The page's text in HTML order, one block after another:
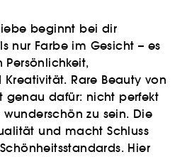
beginnt bei dir
nur Farbe im Gesicht – es
Persönlichkeit,
Kreativität. Rare Beauty von
genau dafür: nicht perfekt
zu sein. Die
und macht Schluss
Hier